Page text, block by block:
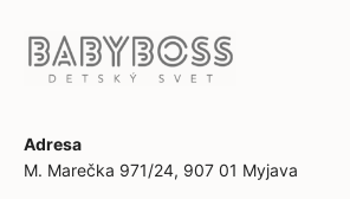
Adresa
M. Marečka 971/24, 907 01 Myjava